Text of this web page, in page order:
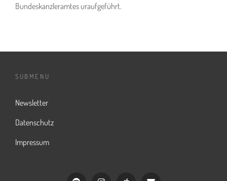
Bundeskanzleramtes uraufgeführt.
SUBMENU
Newsletter
Datenschutz
Impressum